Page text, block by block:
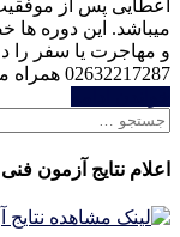
اعطایی پس از
میباشد. این دوره ها
02632217287 همراه مستقیم مدیریت : 09123259519
جستجو
اعلام نتایج آزمون